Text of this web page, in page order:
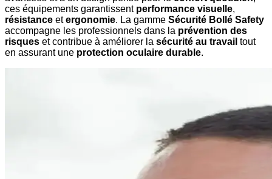
ces équipements garantissent performance visuelle,
résistance etergonomie. La gamme Sécurité Bollé Safety
accompagne les professionnels dans la prévention des
risques et contribue à améliorer la sécurité au travail tout
en assurant une protection oculaire durable.